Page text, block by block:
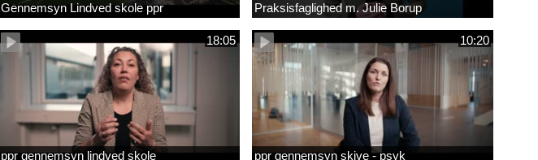
Gennemsyn Lindved skole ppr Praksisfaglighed m. Julie Borup
18:05
ppr gennemsyn lindved skole
10:20
ppr gennemsyn skive - psyk